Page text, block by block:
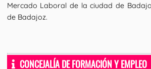
Mercado Laboral de la ciudad de
de Badajoz.
CONCEJALÍA DE FORMACIÓN Y EMPLEO